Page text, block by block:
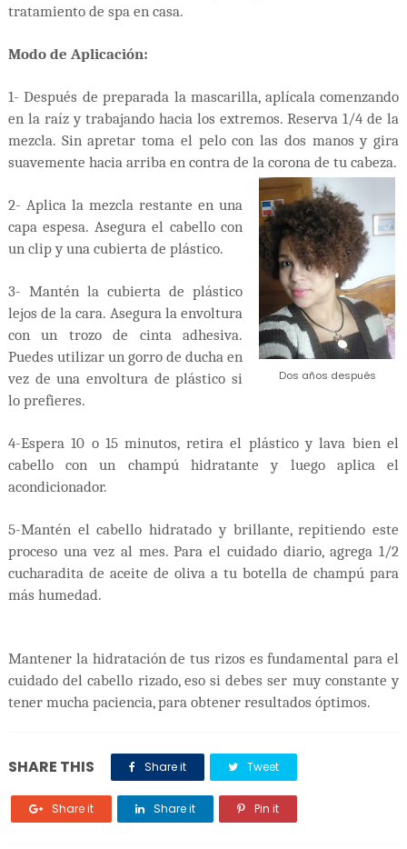
tratamiento de spa en casa.
Modo de Aplicación:
1- Después de preparada la mascarilla, aplícala comenzando
en la raíz y trabajando hacia los extremos. Reserva 1/4 de la
mezcla. Sin apretar toma el pelo con las dos manos y gira
suavemente hacia arriba en contra de la corona de tu cabeza.
Dos años después
2- Aplica la mezcla restante en una
capa espesa. Asegura el cabello con
un clip y una cubierta de plástico.
3- Mantén la cubierta de plástico
lejos de la cara. Asegura la envoltura
con un trozo de cinta adhesiva.
Puedes utilizar un gorro de ducha en
vez de una envoltura de plástico si
lo prefieres.
4-Espera 10 o 15 minutos, retira el plástico y lava bien el
cabello con un champú hidratante y luego aplica el
acondicionador.
5-Mantén el cabello hidratado y brillante, repitiendo este
proceso una vez al mes. Para el cuidado diario, agrega 1/2
cucharadita de aceite de oliva a tu botella de champú para
más humedad.
Mantener la hidratación de tus rizos es fundamental para el
cuidado del cabello rizado, eso si debes ser muy constante y
tener mucha paciencia, para obtener resultados óptimos.
SHARE THIS Share it Tweet
Share it Share it Pin it